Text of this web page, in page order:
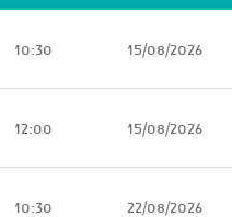
15/08/2026
10:30
15/08/2026
12:00
22/08/2026
10:30